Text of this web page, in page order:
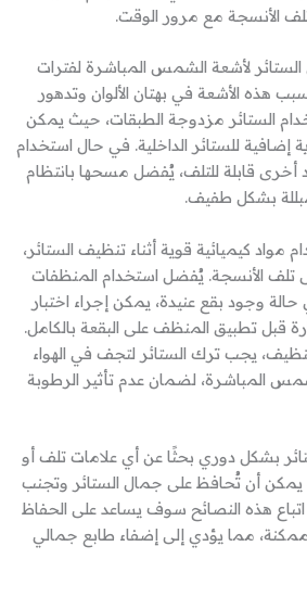
الأنسجة مع مرور الوقت.
لأشعة الشمس المباشرة لفترات
هذه الأشعة في بهتان الألوان وتدهور
الستائر مزدوجة الطبقات، حيث يمكن
للستائر الداخلية. في حال استخدام
قابلة للتلف، يُفضل مسحها بانتظام
بشكل طفيف.
كيميائية قوية أثناء تنظيف الستائر،
الأنسجة. يُفضل استخدام المنظفات
وجود بقع عنيدة، يمكن إجراء اختبار
تطبيق المنظف على البقعة بالكامل.
يجب ترك الستائر لتجف في الهواء
المباشرة، لضمان عدم تأثير الرطوبة
بشكل دوري بحثًا عن أي علامات تلف أو
يمكن أن تُحافظ على جمال الستائر وتجنب
اتباع هذه النصائح سوف يساعد على الحفاظ
مما يؤدي إلى إضفاء طابع جمالي